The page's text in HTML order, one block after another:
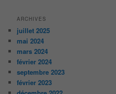
ARCHIVES
juillet 2025
mai 2024
mars 2024
février 2024
septembre 2023
février 2023